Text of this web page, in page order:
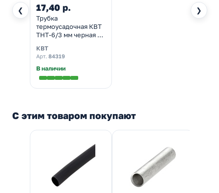
❮ ❯
17,40 р.
Трубка
термоусадочная КВТ
ТНТ-6/3 мм черная с
усадки 2:1 в метровой
нарезке
КВТ
Арт. 84319
В наличии
С этим товаром покупают